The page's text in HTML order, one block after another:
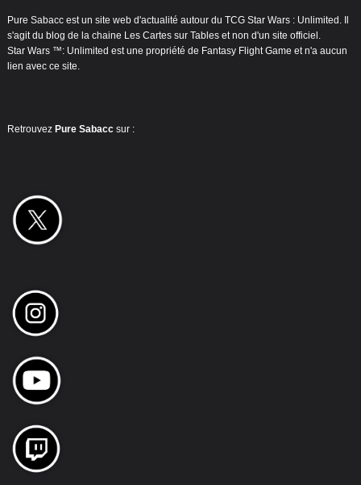
Pure Sabacc est un site web d'actualité autour du TCG Star Wars : Unlimited. Il
s'agit du blog de la chaine Les Cartes sur Tables et non d'un site officiel.
Star Wars ™: Unlimited est une propriété de Fantasy Flight Game et n'a aucun
lien avec ce site.
Retrouvez Pure Sabacc sur :